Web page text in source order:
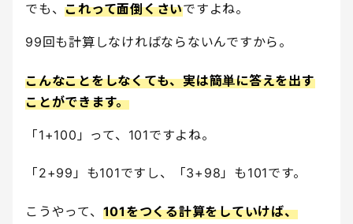
でも、これって面倒くさいですよね。
99回も計算しなければならないんですから。
こんなことをしなくても、実は簡単に答えを出す
ことができます。
「1+100」って、101ですよね。
「2+99」も101ですし、「3+98」も101です。
こうやって、 101をつくる計算をしていけば、